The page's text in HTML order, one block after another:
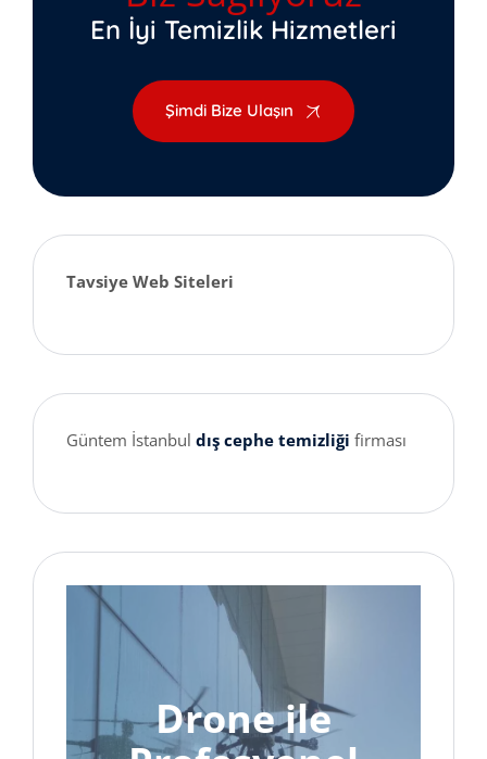
En İyi Temizlik Hizmetleri
Şimdi Bize Ulaşın
Tavsiye Web Siteleri
Güntem İstanbul dış cephe temizliği firması
Drone ile